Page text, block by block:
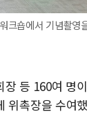
크숍에서 기념촬영
등 160여 명
위촉장을 수여